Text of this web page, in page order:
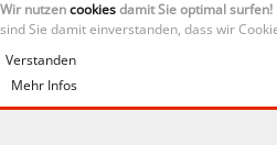
Wir nutzencookiesdamit Sie optimal surfen!
sind Sie damit einverstanden, dass wir
Verstanden
Mehr Infos